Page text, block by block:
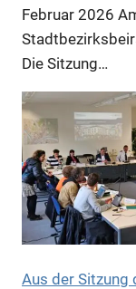
Februar 2026
Die Sitzung…
Aus der Sitzung